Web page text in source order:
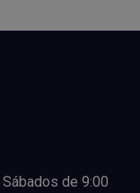
de 9:00